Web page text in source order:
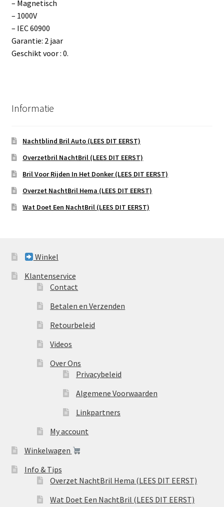
– Magnetisch
– 1000V
– IEC 60900
Garantie: 2 jaar
Geschikt voor : 0.
Informatie
Nachtblind Bril Auto (LEES DIT EERST)
Overzetbril NachtBril (LEES DIT EERST)
Bril Voor Rijden In Het Donker (LEES DIT EERST)
Overzet NachtBril Hema (LEES DIT EERST)
Wat Doet Een NachtBril (LEES DIT EERST)
Winkel
Klantenservice
Contact
Betalen en Verzenden
Retourbeleid
Videos
Over Ons
Privacybeleid
Algemene Voorwaarden
Linkpartners
My account
Winkelwagen
Info & Tips
Overzet NachtBril Hema (LEES DIT EERST)
Wat Doet Een NachtBril (LEES DIT EERST)